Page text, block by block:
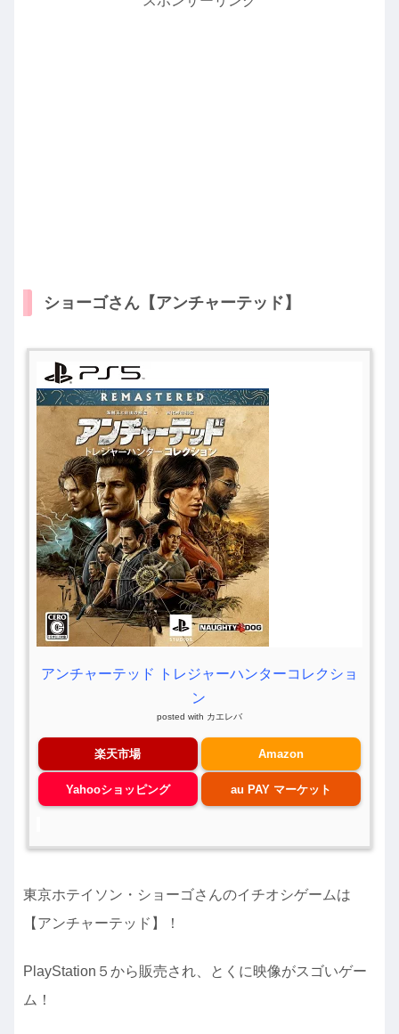
ショーゴさん【アンチャーテッド】
アンチャーテッド トレジャーハンターコレクショ
ン
posted with カエレバ
楽天市場 Amazon
Yahooショッピング au PAY マーケット
東京ホテイソン・ショーゴさんのイチオシゲームは
【アンチャーテッド】！
PlayStation５から販売され、とくに映像がスゴいゲー
ム！